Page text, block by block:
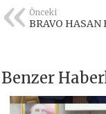
Önceki
BRAVO HASAN
Benzer